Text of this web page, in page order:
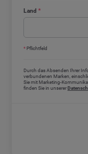
Land *
* Pflichtfeld
Durch das Absenden Ihrer
verbundenen Marken,
Sie mit Marketing-
finden Sie in unserer